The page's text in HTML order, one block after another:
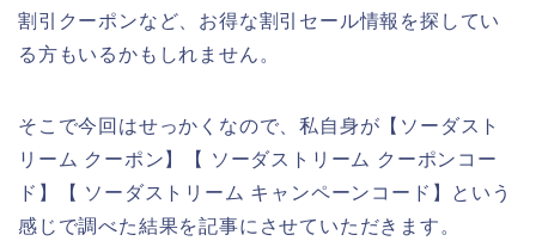
割引クーポンなど、お得な割引セール情報を探してい
る方もいるかもしれません。
そこで今回はせっかくなので、私自身が【ソーダスト
リーム クーポン】【 ソーダストリーム クーポンコー
ド】【 ソーダストリーム キャンペーンコード】という
感じで調べた結果を記事にさせていただきます。